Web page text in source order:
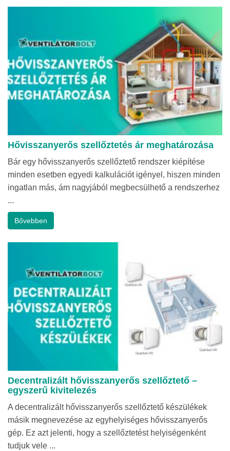
Hővisszanyerős szellőztetés ár meghatározása
Bár egy hővisszanyerős szellőztető rendszer kiépítése
minden esetben egyedi kalkulációt igényel, hiszen minden
ingatlan más, ám nagyjából megbecsülhető a rendszerhez
...
Bővebben
Decentralizált hővisszanyerős szellőztető –
egyszerű kivitelezés
A decentralizált hővisszanyerős szellőztető készülékek
másik megnevezése az egyhelyiséges hővisszanyerős
gép. Ez azt jelenti, hogy a szellőztetést helyiségenként
tudjuk vele ...